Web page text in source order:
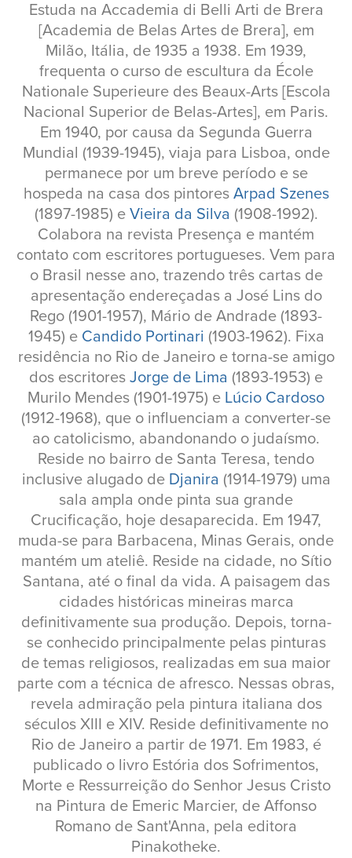
Estuda na Accademia di Belli Arti de Brera
[Academia de Belas Artes de Brera], em
Milão, Itália, de 1935 a 1938. Em 1939,
frequenta o curso de escultura da École
Nationale Superieure des Beaux-Arts [Escola
Nacional Superior de Belas-Artes], em Paris.
Em 1940, por causa da Segunda Guerra
Mundial (1939-1945), viaja para Lisboa, onde
permanece por um breve período e se
hospeda na casa dos pintores Arpad Szenes
(1897-1985) e Vieira da Silva (1908-1992).
Colabora na revista Presença e mantém
contato com escritores portugueses. Vem para
o Brasil nesse ano, trazendo três cartas de
apresentação endereçadas a José Lins do
Rego (1901-1957), Mário de Andrade (1893-
1945) e Candido Portinari (1903-1962). Fixa
residência no Rio de Janeiro e torna-se amigo
dos escritores Jorge de Lima (1893-1953) e
Murilo Mendes (1901-1975) e Lúcio Cardoso
(1912-1968), que o influenciam a converter-se
ao catolicismo, abandonando o judaísmo.
Reside no bairro de Santa Teresa, tendo
inclusive alugado de Djanira (1914-1979) uma
sala ampla onde pinta sua grande
Crucificação, hoje desaparecida. Em 1947,
muda-se para Barbacena, Minas Gerais, onde
mantém um ateliê. Reside na cidade, no Sítio
Santana, até o final da vida. A paisagem das
cidades históricas mineiras marca
definitivamente sua produção. Depois, torna-
se conhecido principalmente pelas pinturas
de temas religiosos, realizadas em sua maior
parte com a técnica de afresco. Nessas obras,
revela admiração pela pintura italiana dos
séculos XIII e XIV. Reside definitivamente no
Rio de Janeiro a partir de 1971. Em 1983, é
publicado o livro Estória dos Sofrimentos,
Morte e Ressurreição do Senhor Jesus Cristo
na Pintura de Emeric Marcier, de Affonso
Romano de Sant'Anna, pela editora
Pinakotheke.